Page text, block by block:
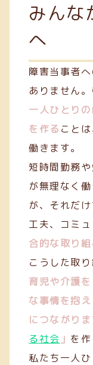
みんな
へ
障害当事者
ありません。
一人ひとり
を作る こと
働きます。
短時間勤務
が無理なく
が、それだ
工夫、コミ
合的な取り組
こうした取
育児や介護
な事情を抱
につながりま
る社会 」 を
私たち一人